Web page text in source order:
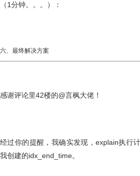
（1分钟。。。）：
六、最终解决方案
感谢评论里42楼的@言枫大佬！
经过你的提醒，我确实发现，explain执行
我创建的idx_end_time。